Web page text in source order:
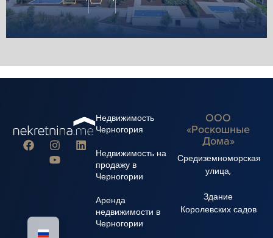
Недвижимость
Черногория
Недвижимость на
продажу в
Черногории
Аренда
недвижимости в
Черногории
ООО
«Роскошные
Дома»
Средиземноморская
улица,
Здание
Королевских садов